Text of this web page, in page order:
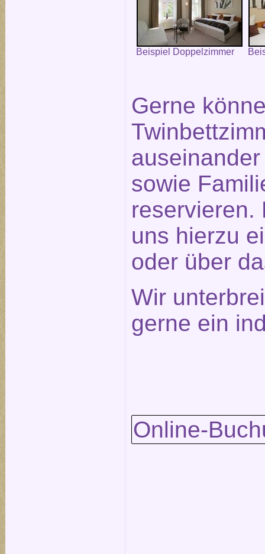
Beispiel Doppelzimmer
Gerne
sowie
reservieren.
uns hierzu
oder über
Wir
gerne ein
Online-